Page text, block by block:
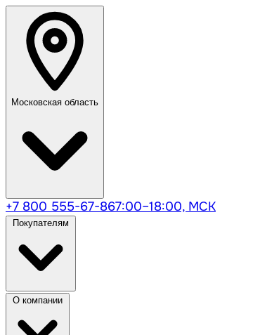
Московская область
+7 800 555-67-867:00–18:00, МСК